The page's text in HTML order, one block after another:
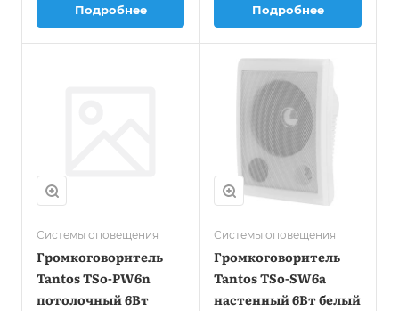
Подробнее Подробнее
Системы оповещения
Громкоговоритель
Tantos TSo-PW6n
потолочный 6Вт
Системы оповещения
Громкоговоритель
Tantos TSo-SW6a
настенный 6Вт белый